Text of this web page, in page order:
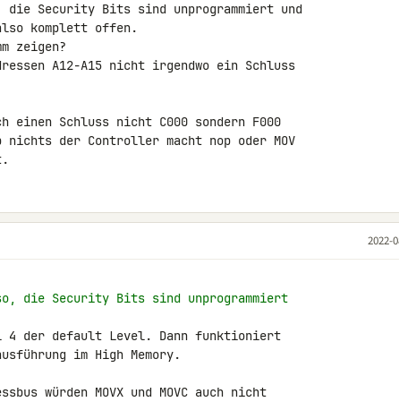
Security Bits sind unprogrammiert und
komplett offen.
zeigen?
A12-A15 nicht irgendwo ein Schluss
einen Schluss nicht C000 sondern F000
der Controller macht nop oder MOV
2022-
die Security Bits sind unprogrammiert
4 der default Level. Dann funktioniert
im High Memory.
würden MOVX und MOVC auch nicht